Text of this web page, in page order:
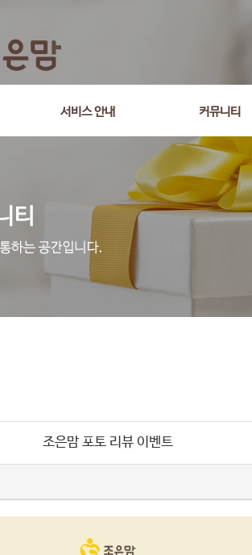
서비스 안내 커뮤니티
조은맘 포토 리뷰 이벤트